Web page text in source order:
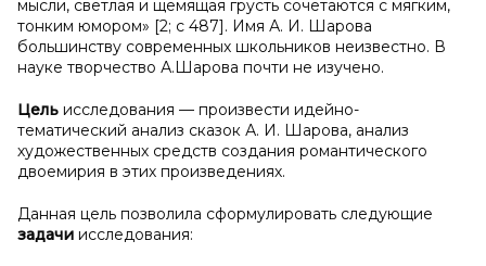
мысли, светлая и щемящая грусть сочетаются с мягким,
тонким юмором» [2; с 487]. Имя А. И. Шарова
большинству современных школьников неизвестно. В
науке творчество А.Шарова почти не изучено.
Цель исследования — произвести идейно-
тематический анализ сказок А. И. Шарова, анализ
художественных средств создания романтического
двоемирия в этих произведениях.
Данная цель позволила сформулировать следующие
задачи исследования: